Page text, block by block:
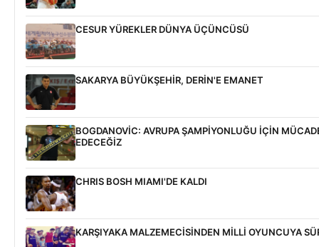
CESUR YÜREKLER DÜNYA ÜÇÜNCÜSÜ
SAKARYA BÜYÜKŞEHİR, DERİN'E EMANET
BOGDANOVİC: AVRUPA ŞAMPİYONLUĞU İÇİN
EDECEĞİZ
CHRIS BOSH MIAMI'DE KALDI
KARŞIYAKA MALZEMECİSİNDEN MİLLİ OYUNCUYA